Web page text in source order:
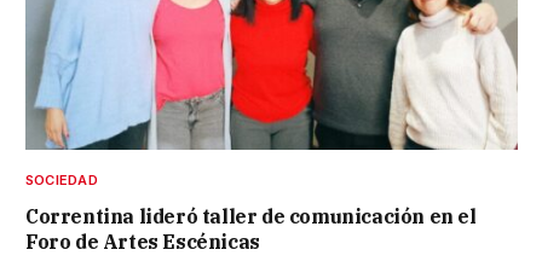
SOCIEDAD
Correntina lideró taller de comunicación en el
Foro de Artes Escénicas